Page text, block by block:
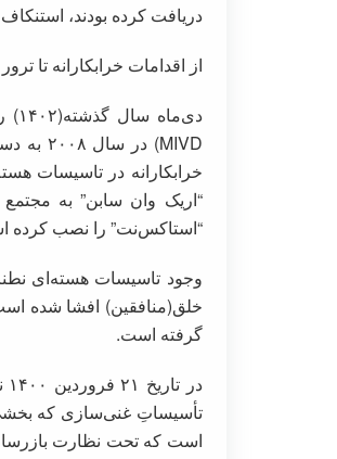
دریافت کرده بودند،
از اقدامات خرابکارانه تا
“اریک وان سابن” به
“استاکس‌نت” را نصب کرده
گرفته است.
است که تحت نظارت